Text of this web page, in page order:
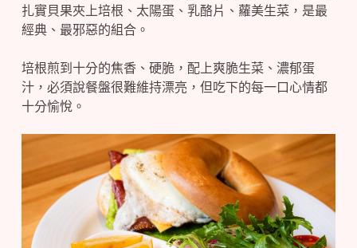
扎實貝果夾上培根、太陽蛋、乳酪片、蘿美生菜，是最
經典、最邪惡的組合。
培根煎到十分的焦香、硬脆，配上爽脆生菜、濃郁蛋
汁，必須說餐盤很難維持漂亮，但吃下的每一口心情都
十分愉悅。